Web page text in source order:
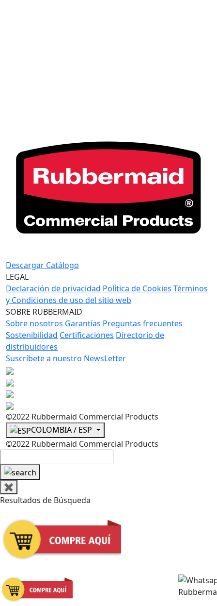
Descargar Catálogo
LEGAL
Declaración de privacidad Política de Cookies Términos
y Condiciones de uso del sitio web
SOBRE RUBBERMAID
Sobre nosotros Garantías Preguntas frecuentes
Sostenibilidad Certificaciones Directorio de
distribuidores
Suscríbete a nuestro NewsLetter
©2022 Rubbermaid Commercial Products
COLOMBIA / ESP
©2022 Rubbermaid Commercial Products
✖
Resultados de Búsqueda